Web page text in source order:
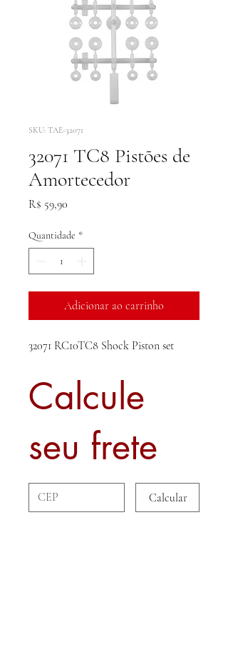
SKU: TAE-32071
32071 TC8 Pistões de
Amortecedor
R$ 59,90
Quantidade *
Adicionar ao carrinho
32071 RC10TC8 Shock Piston set
Calcule
seu frete
Calcular